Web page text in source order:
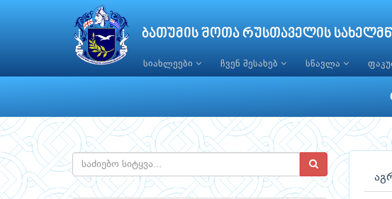
ბათუმის შოთა რუსთაველის
სიახლეები ჩვენ შესახებ სწავლა